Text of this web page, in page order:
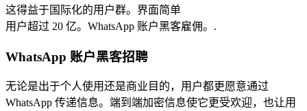
这得益于国际化的用户群。界面简单
用户超过 20 亿。WhatsApp 账户黑客雇佣。.
WhatsApp 账户黑客招聘
无论是出于个人使用还是商业目的，用户都更愿意通过
WhatsApp 传递信息。端到端加密信息使它更受欢迎，也让用